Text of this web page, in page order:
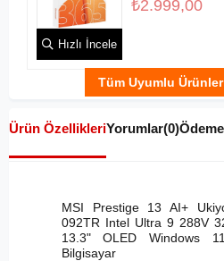
Hızlı İncele
₺2.999,00
Tüm Uyumlu
Ürün ÖzellikleriYorumlar(0)
MSI Prestige 13 AI+
092TR Intel Ultra 9 288V
13.3" OLED Windows
Bilgisayar